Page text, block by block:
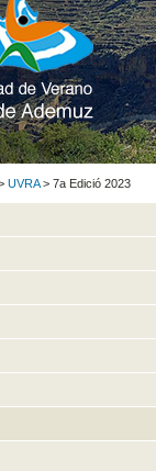
UVRA> 7a Edició 2023